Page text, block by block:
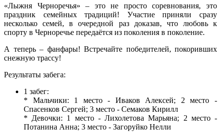
«Лыжня Черноречья» – это не просто соревнования, это
праздник семейных традиций! Участие приняли сразу
несколько семей, в очередной раз доказав, что любовь к
спорту в Черноречье передаётся из поколения в поколение.
А теперь – фанфары! Встречайте победителей, покоривших
снежную трассу!
Результаты забега:
1 забег:
* Мальчики: 1 место - Иваков Алексей; 2 место -
Спасенков Сергей; 3 место - Семаков Кирилл
* Девочки: 1 место - Лихолетова Марьяна; 2 место -
Потанина Анна; 3 место - Загоруйко Нелли